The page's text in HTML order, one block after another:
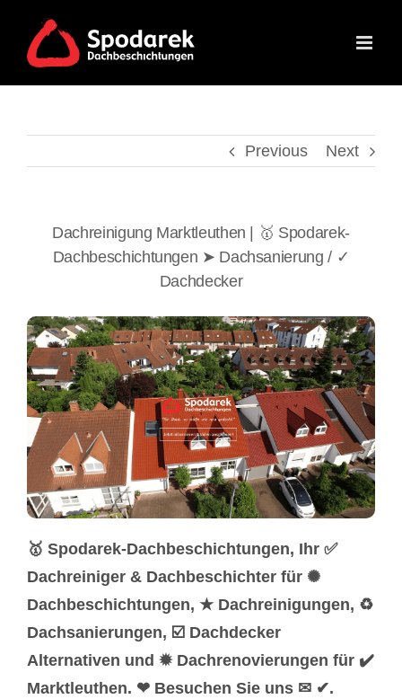
content
Previous Next
Dachreinigung Marktleuthen | 🥇 Spodarek-
Dachbeschichtungen ➤ Dachsanierung / ✓
Dachdecker
🥇 Spodarek-Dachbeschichtungen, Ihr ✅
Dachreiniger & Dachbeschichter für ✺
Dachbeschichtungen, ★ Dachreinigungen, ♻
Dachsanierungen, ☑️ Dachdecker
Alternativen und ✹ Dachrenovierungen für ✔️
Marktleuthen. ❤ Besuchen Sie uns ✉ ✔.